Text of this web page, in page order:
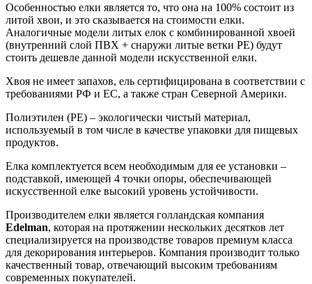
Особенностью елки является то, что она на 100% состоит из
литой хвои, и это сказывается на стоимости елки.
Аналогичные модели литых елок с комбинированной хвоей
(внутренний слой ПВХ + снаружи литые ветки РЕ) будут
стоить дешевле данной модели искусственной елки.
Хвоя не имеет запахов, ель сертифицирована в соответствии с
требованиями РФ и ЕС, а также стран Северной Америки.
Полиэтилен (РЕ) – экологически чистый материал,
используемый в том числе в качестве упаковки для пищевых
продуктов.
Елка комплектуется всем необходимым для ее установки –
подставкой, имеющей 4 точки опоры, обеспечивающей
искусственной елке высокий уровень устойчивости.
Производителем елки является голландская компания
Edelman, которая на протяжении нескольких десятков лет
специализируется на производстве товаров премиум класса
для декорирования интерьеров. Компания производит только
качественный товар, отвечающий высоким требованиям
современных покупателей.